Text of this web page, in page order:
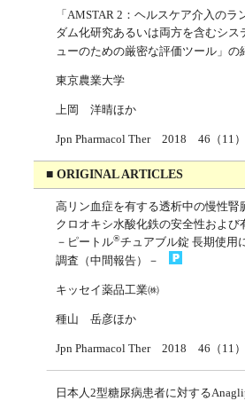
「AMSTAR 2：ヘルスケア介入の
ダム化研究あるいは両方を含むシス
ューのための厳密な評価ツール」の
東京農業大学
上岡 洋晴ほか
Jpn Pharmacol Ther 2018 46（11
■ ORIGINAL ARTICLES
高リン血症を有する透析中の慢性腎
クロオキシ水酸化鉄の安全性およ
－ピートル®チュアブル錠 長期使用
調査（中間報告）－
キッセイ薬品工業㈱
種山 岳彦ほか
Jpn Pharmacol Ther 2018 46（11
日本人2型糖尿病患者に対する